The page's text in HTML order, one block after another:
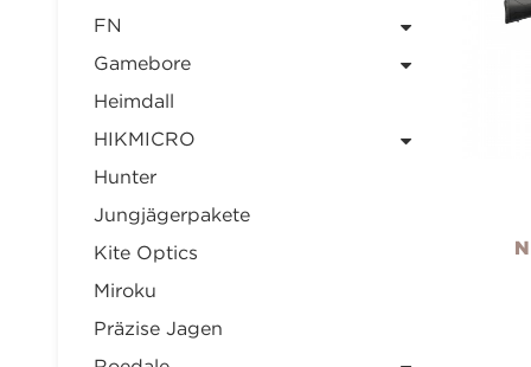
FN
Gamebore
Heimdall
HIKMICRO
Hunter
Jungjägerpakete
Kite Optics
Miroku
Präzise Jagen